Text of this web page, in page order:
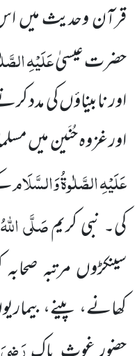
قرآن وحدیث میں اس
حضرت عیسیٰعَلَیْہِ
اور نابیناؤں کی
اور غزوہ حُنَین میں
عَلَیْہِ الصَّلٰوۃُ وَالسَّلَام
کی۔ نبی کریمصَلَّی
سینکڑوں مرتبہ
کھانے، پینے،